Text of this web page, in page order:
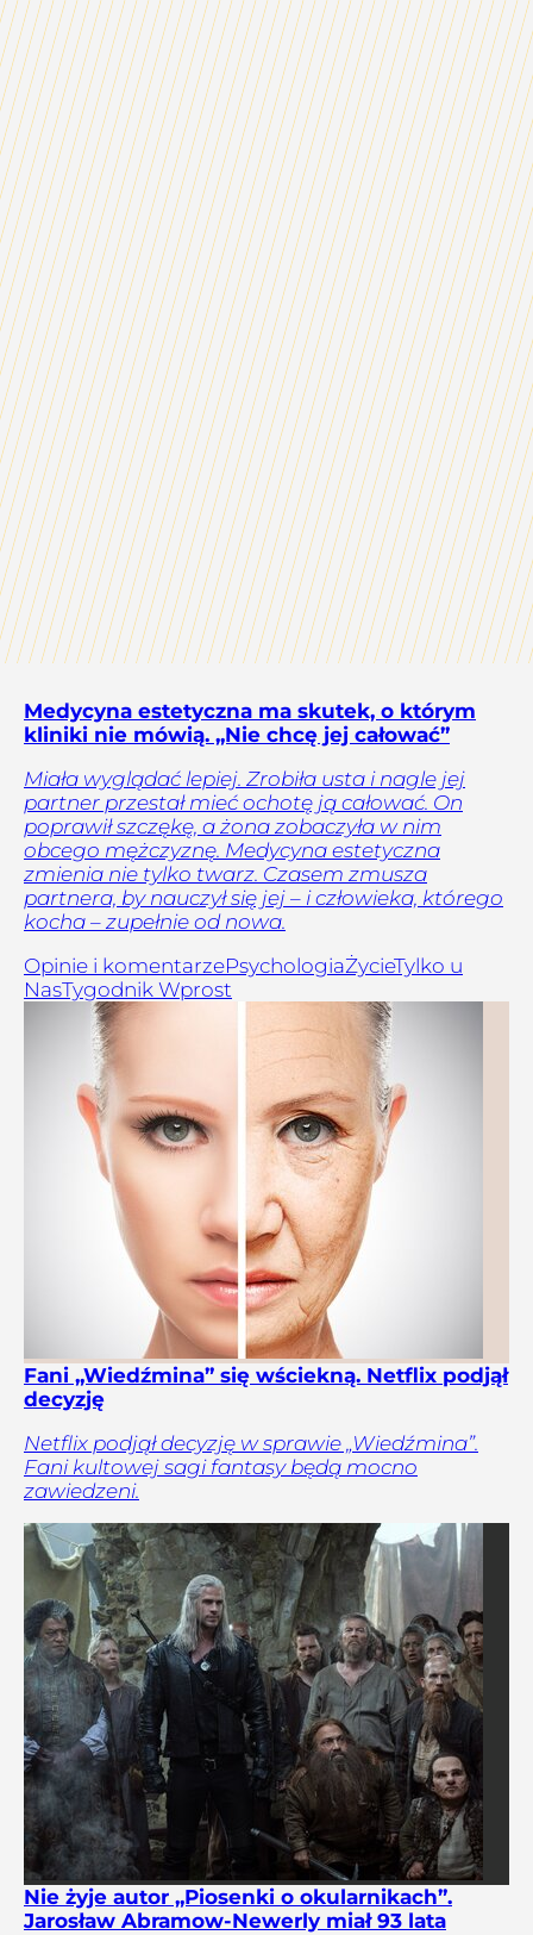
Medycyna estetyczna ma skutek, o którym
kliniki nie mówią. „Nie chcę jej całować”
Miała wyglądać lepiej. Zrobiła usta i nagle jej
partner przestał mieć ochotę ją całować. On
poprawił szczękę, a żona zobaczyła w nim
obcego mężczyznę. Medycyna estetyczna
zmienia nie tylko twarz. Czasem zmusza
partnera, by nauczył się jej – i człowieka, którego
kocha – zupełnie od nowa.
Opinie i komentarzePsychologiaŻycieTylko u
NasTygodnik Wprost
Fani „Wiedźmina” się wściekną. Netflix podjął
decyzję
Netflix podjął decyzję w sprawie „Wiedźmina”.
Fani kultowej sagi fantasy będą mocno
zawiedzeni.
Nie żyje autor „Piosenki o okularnikach”.
Jarosław Abramow-Newerly miał 93 lata